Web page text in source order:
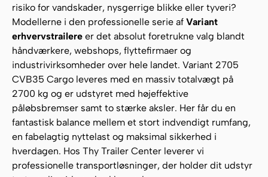
risiko for vandskader, nysgerrige blikke eller tyveri?
Modellerne i den professionelle serie af Variant
erhvervstrailere er det absolut foretrukne valg blandt
håndværkere, webshops, flyttefirmaer og
industrivirksomheder over hele landet. Variant 2705
CVB35 Cargo leveres med en massiv totalvægt på
2700 kg og er udstyret med højeffektive
påløbsbremser samt to stærke aksler. Her får du en
fantastisk balance mellem et stort indvendigt rumfang,
en fabelagtig nyttelast og maksimal sikkerhed i
hverdagen. Hos Thy Trailer Center leverer vi
professionelle transportløsninger, der holder dit udstyr